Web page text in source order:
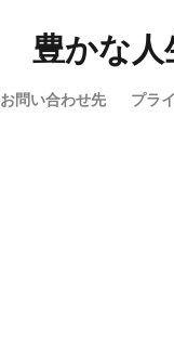
豊かな
お問い合わせ先 プラ